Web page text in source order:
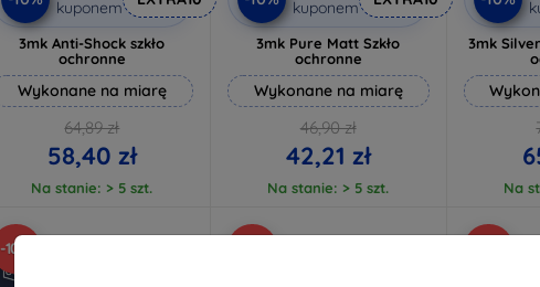
kuponem
3mk Anti-Shock szkło
ochronne
Wykonane na miarę
64,89 zł
58,40 zł
Na stanie: > 5 szt.
kuponem
3mk Pure Matt Szkło
ochronne
Wykonane na miarę
46,90 zł
42,21 zł
Na stanie: > 5 szt.
3mk
Na
-10%